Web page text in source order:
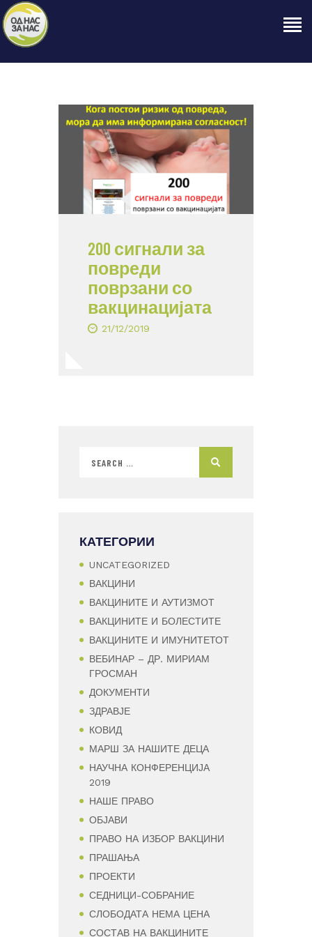
ЗА НАС
НАШЕ ПРАВО
ОБЈАВИ
ПРОЕКТИ
КОНТАКТ
200 сигнали за
повреди
поврзани со
вакцинацијата
21/12/2019
КАТЕГОРИИ
UNCATEGORIZED
ВАКЦИНИ
ВАКЦИНИТЕ И АУТИЗМОТ
ВАКЦИНИТЕ И БОЛЕСТИТЕ
ВАКЦИНИТЕ И ИМУНИТЕТОТ
ВЕБИНАР – ДР. МИРИАМ
ГРОСМАН
ДОКУМЕНТИ
ЗДРАВЈЕ
КОВИД
МАРШ ЗА НАШИТЕ ДЕЦА
НАУЧНА КОНФЕРЕНЦИЈА
2019
НАШЕ ПРАВО
ОБЈАВИ
ПРАВО НА ИЗБОР ВАКЦИНИ
ПРАШАЊА
ПРОЕКТИ
СЕДНИЦИ-СОБРАНИЕ
СЛОБОДАТА НЕМА ЦЕНА
СОСТАВ НА ВАКЦИНИТЕ